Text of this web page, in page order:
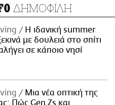
ΔΗΜΟΦΙΛΗ
Η ιδανική summer
με δουλειά στο σπίτι
σε κάποιο νησί
Μια νέα οπτική της
Πώς Gen Zs και